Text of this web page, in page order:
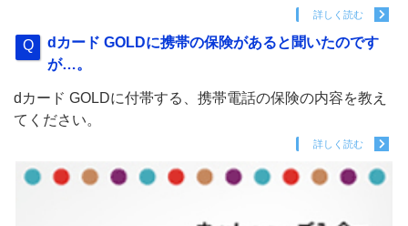
詳しく読む
dカード GOLDに携帯の保険があると聞いたのです
が…。
dカード GOLDに付帯する、携帯電話の保険の内容を教え
てください。
詳しく読む